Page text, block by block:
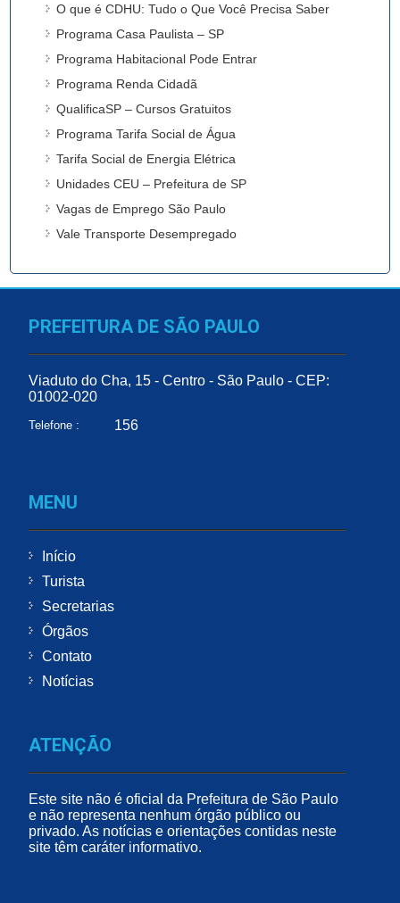
O que é CDHU: Tudo o Que Você Precisa Saber
Programa Casa Paulista – SP
Programa Habitacional Pode Entrar
Programa Renda Cidadã
QualificaSP – Cursos Gratuitos
Programa Tarifa Social de Água
Tarifa Social de Energia Elétrica
Unidades CEU – Prefeitura de SP
Vagas de Emprego São Paulo
Vale Transporte Desempregado
PREFEITURA DE SÃO PAULO
Viaduto do Cha, 15 - Centro - São Paulo - CEP:
01002-020
Telefone : 156
MENU
Início
Turista
Secretarias
Órgãos
Contato
Notícias
ATENÇÃO
Este site não é oficial da Prefeitura de São Paulo
e não representa nenhum órgão público ou
privado. As notícias e orientações contidas neste
site têm caráter informativo.